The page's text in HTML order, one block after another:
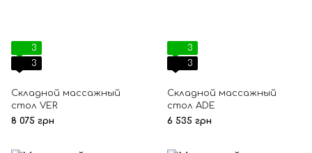
3
3
Складной массажный
стол VER
8 075 грн
3
3
Складной массажный
стол ADE
6 535 грн